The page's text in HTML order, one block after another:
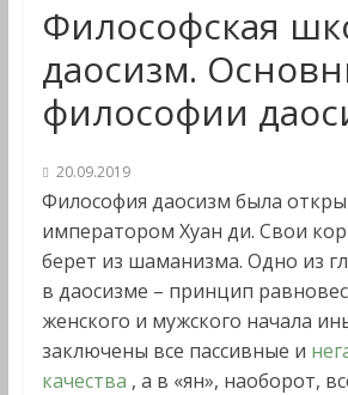
Философская
даосизм.
философии
20.09.2019
Философия даосизм была
императором Хуан ди. Свои
берет из шаманизма. Одно из
в даосизме – принцип
женского и мужского начала
заключены все пассивные и
качества , а в «ян», наоборот,